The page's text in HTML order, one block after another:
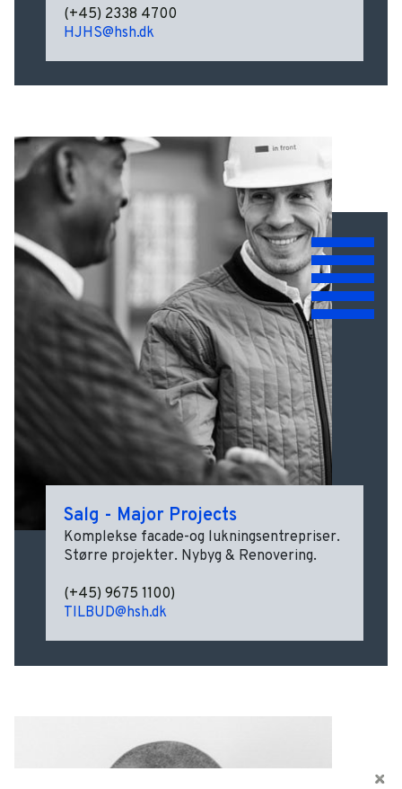
(+45) 2338 4700
HJHS@hsh.dk
Salg - Major Projects
Komplekse facade-og lukningsentrepriser.
Større projekter. Nybyg & Renovering.
(+45) 9675 1100)
TILBUD@hsh.dk